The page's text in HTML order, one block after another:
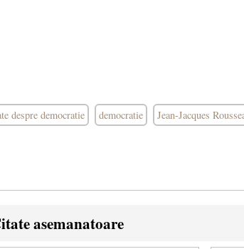
despre democratie democratie Jean-Jacques
asemanatoare